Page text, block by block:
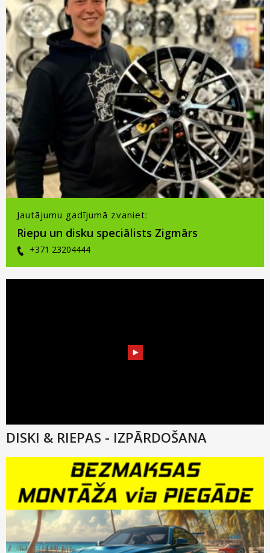
Jautājumu gadījumā zvaniet:
Riepu un disku speciālists Zigmārs
+371 23204444
DISKI & RIEPAS - IZPĀRDOŠANA